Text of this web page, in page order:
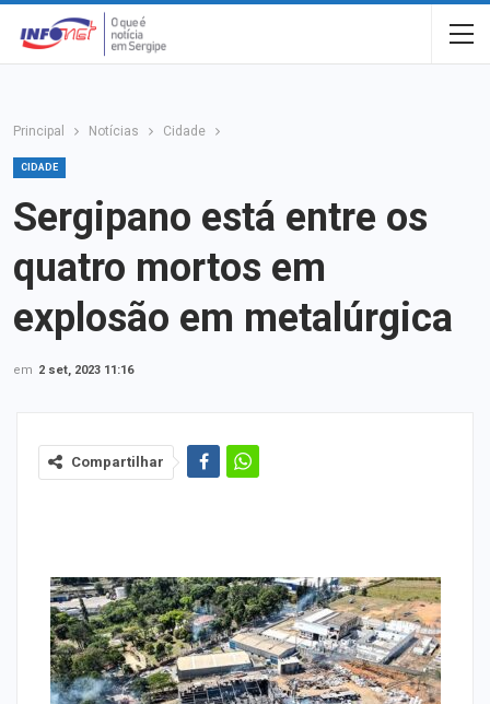
Principal Notícias Cidade
CIDADE
Sergipano está entre os
quatro mortos em
explosão em metalúrgica
em 2 set, 2023 11:16
Compartilhar